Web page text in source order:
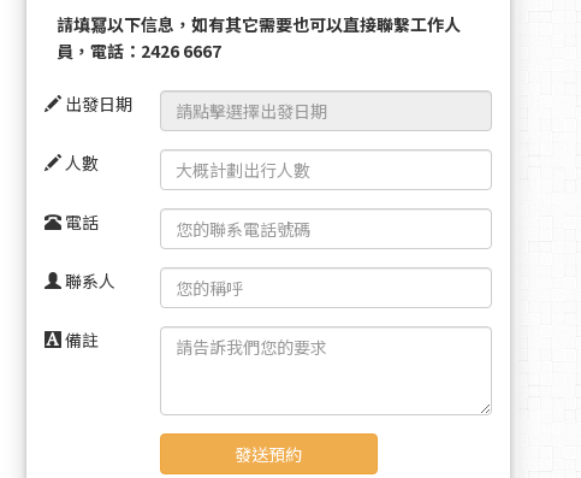
請填冩以下信息，如有其它需要也可以直接聯繫工作人
員，電話：2426 6667
出發日期
人數
電話
聯系人
備註
發送預約